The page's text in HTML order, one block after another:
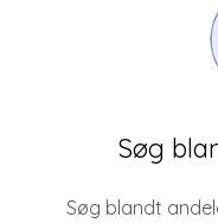
Søg
Søg blandt